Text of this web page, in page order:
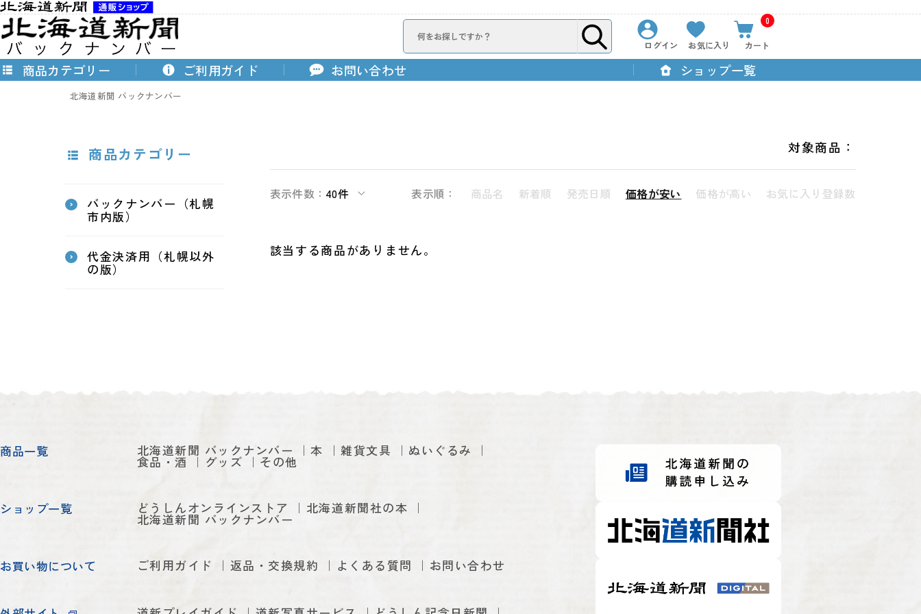
ログイン お気に入り
0
カート
商品カテゴリー ショップ一覧
ご利用ガイド お問い合わせ
北海道新聞 バックナンバー
商品カテゴリー
バックナンバー（札幌
市内版）
代金決済用（札幌以外
の版）
対象商品：
表示件数： 40件 表示順： 商品名 新着順 発売日順 価格が安い 価格が高い お気に入り登録数
該当する商品がありません。
商品一覧 北海道新聞 バックナンバー 本 雑貨文具 ぬいぐるみ
食品・酒 グッズ その他
ショップ一覧 どうしんオンラインストア 北海道新聞社の本
北海道新聞 バックナンバー
お買い物について ご利用ガイド 返品・交換規約 よくある質問 お問い合わせ